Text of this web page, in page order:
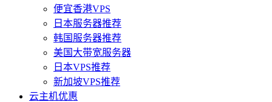
便宜香港VPS
日本服务器推荐
韩国服务器推荐
美国大带宽服务器
日本VPS推荐
新加坡VPS推荐
云主机优惠